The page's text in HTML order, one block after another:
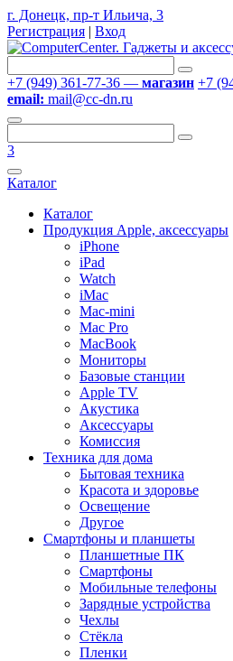
г. Донецк, пр-т Ильича, 3
Регистрация | Вход
+7 (949) 361-77-36 — магазин +7
email: mail@cc-dn.ru
3
Каталог
Каталог
Продукция Apple, аксессуары
iPhone
iPad
Watch
iMac
Mac-mini
Mac Pro
MacBook
Мониторы
Базовые станции
Apple TV
Акустика
Аксессуары
Комиссия
Техника для дома
Бытовая техника
Красота и здоровье
Освещение
Другое
Смартфоны и планшеты
Планшетные ПК
Смартфоны
Мобильные телефоны
Зарядные устройства
Чехлы
Стёкла
Пленки